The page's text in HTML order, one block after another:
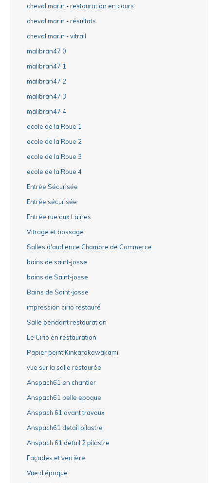
cheval marin - restauration en cours
cheval marin - résultats
cheval marin - vitrail
malibran47 0
malibran47 1
malibran47 2
malibran47 3
malibran47 4
ecole de la Roue 1
ecole de la Roue 2
ecole de la Roue 3
ecole de la Roue 4
Entrée Sécurisée
Entrée sécurisée
Entrée rue aux Laines
Vitrage et bossage
Salles d'audience Chambre de Commerce
bains de saint-josse
bains de Saint-josse
Bains de Saint-josse
impression cirio restauré
Salle pendant restauration
Le Cirio en restauration
Papier peint Kinkarakawakami
vue sur la salle restaurée
Anspach61 en chantier
Anspach61 belle epoque
Anspach 61 avant travaux
Anspach61 detail pilastre
Anspach 61 detail 2 pilastre
Façades et verrière
Vue d’époque